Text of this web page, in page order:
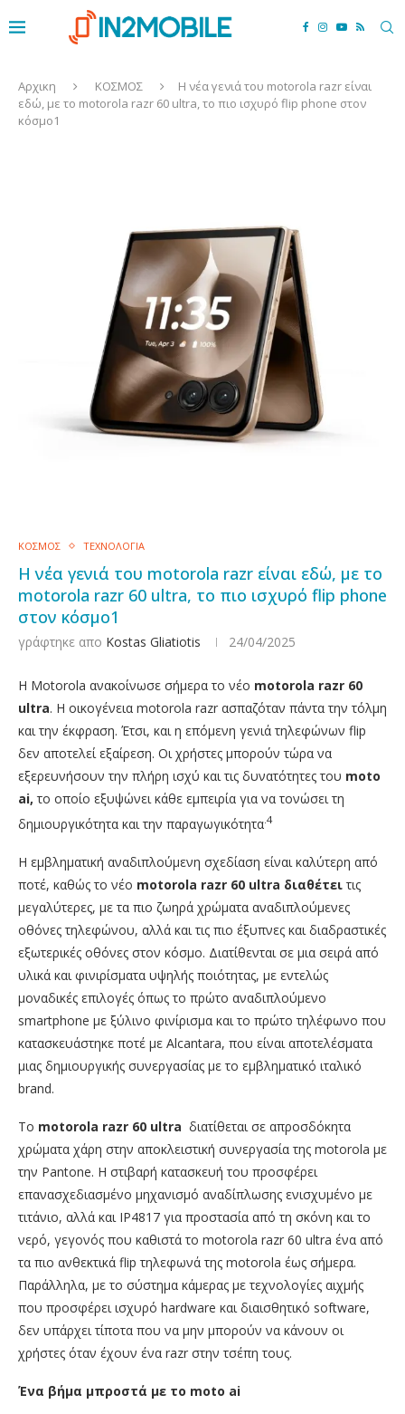
Αρχικη ΚΟΣΜΟΣ
Η νέα γενιά του motorola razr είναι
εδώ, με το motorola razr 60 ultra, το πιο ισχυρό flip phone στον
κόσμο1
ΚΟΣΜΟΣ ΤΕΧΝΟΛΟΓΙΑ
Η νέα γενιά του motorola razr είναι εδώ, με το
motorola razr 60 ultra, το πιο ισχυρό flip phone
στον κόσμο1
γράφτηκε απο Kostas Gliatiotis 24/04/2025
Η Motorola ανακοίνωσε σήμερα το νέο motorola razr 60
ultra. Η οικογένεια motorola razr ασπαζόταν πάντα την τόλμη
και την έκφραση. Έτσι, και η επόμενη γενιά τηλεφώνων flip
δεν αποτελεί εξαίρεση. Οι χρήστες μπορούν τώρα να
εξερευνήσουν την πλήρη ισχύ και τις δυνατότητες του moto
ai, το οποίο εξυψώνει κάθε εμπειρία για να τονώσει τη
δημιουργικότητα και την παραγωγικότητα.4
Η εμβληματική αναδιπλούμενη σχεδίαση είναι καλύτερη από
ποτέ, καθώς το νέο motorola razr 60 ultra διαθέτει τις
μεγαλύτερες, με τα πιο ζωηρά χρώματα αναδιπλούμενες
οθόνες τηλεφώνου, αλλά και τις πιο έξυπνες και διαδραστικές
εξωτερικές οθόνες στον κόσμο. Διατίθενται σε μια σειρά από
υλικά και φινιρίσματα υψηλής ποιότητας, με εντελώς
μοναδικές επιλογές όπως το πρώτο αναδιπλούμενο
smartphone με ξύλινο φινίρισμα και το πρώτο τηλέφωνο που
κατασκευάστηκε ποτέ με Alcantara, που είναι αποτελέσματα
μιας δημιουργικής συνεργασίας με το εμβληματικό ιταλικό
brand.
Το motorola razr 60 ultra διατίθεται σε απροσδόκητα
χρώματα χάρη στην αποκλειστική συνεργασία της motorola με
την Pantone. Η στιβαρή κατασκευή του προσφέρει
επανασχεδιασμένο μηχανισμό αναδίπλωσης ενισχυμένο με
τιτάνιο, αλλά και IP4817 για προστασία από τη σκόνη και το
νερό, γεγονός που καθιστά το motorola razr 60 ultra ένα από
τα πιο ανθεκτικά flip τηλεφωνά της motorola έως σήμερα.
Παράλληλα, με το σύστημα κάμερας με τεχνολογίες αιχμής
που προσφέρει ισχυρό hardware και διαισθητικό software,
δεν υπάρχει τίποτα που να μην μπορούν να κάνουν οι
χρήστες όταν έχουν ένα razr στην τσέπη τους.
Ένα βήμα μπροστά με το moto ai